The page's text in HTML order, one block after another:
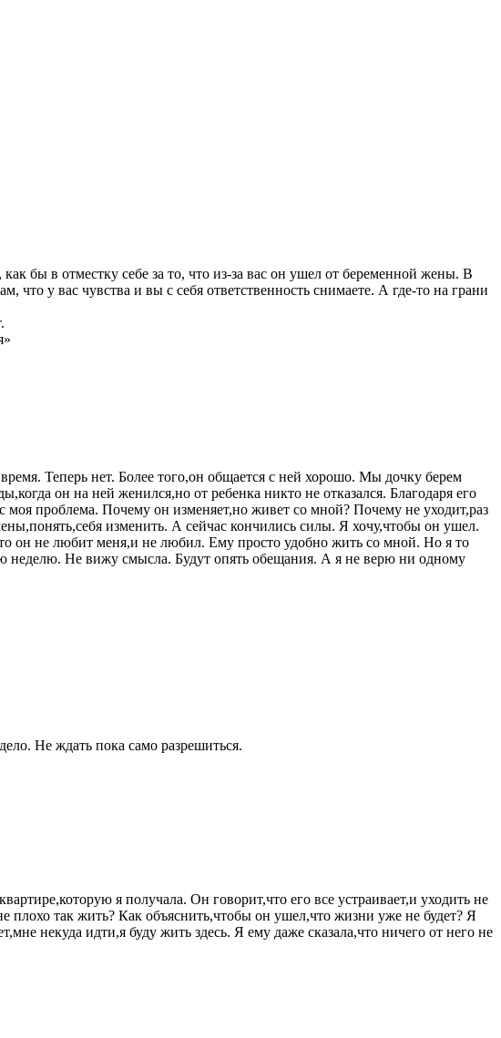
бы в отместку себе за то, что из-за вас он ушел от беременной жены. В
что у вас чувства и вы с себя ответственность снимаете. А где-то на грани
Теперь нет. Более того,он общается с ней хорошо. Мы дочку берем
он на ней женился,но от ребенка никто не отказался. Благодаря его
проблема. Почему он изменяет,но живет со мной? Почему не уходит,раз
изменить. А сейчас кончились силы. Я хочу,чтобы он ушел.
он не любит меня,и не любил. Ему просто удобно жить со мной. Но я то
Не вижу смысла. Будут опять обещания. А я не верю ни одному
Не ждать пока само разрешиться.
я получала. Он говорит,что его все устраивает,и уходить не
плохо так жить? Как объяснить,чтобы он ушел,что жизни уже не будет? Я
некуда идти,я буду жить здесь. Я ему даже сказала,что ничего от него не